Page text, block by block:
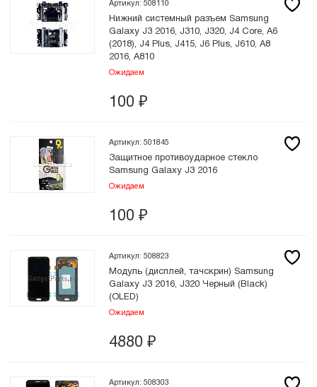
Артикул: 508110
Нижний системный разъем Samsung
Galaxy J3 2016, J310, J320, J4 Core, A6
(2018), J4 Plus, J415, J6 Plus, J610, A8
2016, A810
Ожидаем
100 ₽
Артикул: 501845
Защитное противоударное стекло
Samsung Galaxy J3 2016
Ожидаем
100 ₽
Артикул: 508823
Модуль (дисплей, тачскрин) Samsung
Galaxy J3 2016, J320 Черный (Black)
(OLED)
Ожидаем
4880 ₽
Артикул: 508303